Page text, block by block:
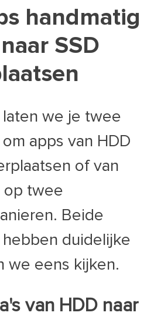
handmatig
SSD
laten we je twee
apps van HDD
of van
op twee
Beide
duidelijke
we eens kijken.
van HDD naar